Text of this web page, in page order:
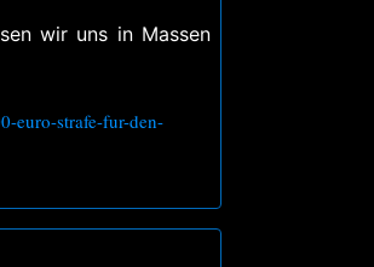
wir uns in Massen
euro-strafe-fur-den-